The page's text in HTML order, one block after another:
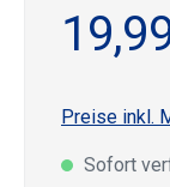
Preise inkl.
Sofort